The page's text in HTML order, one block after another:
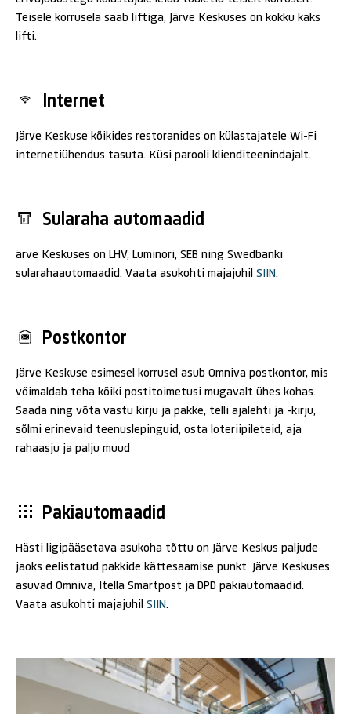
Teisele korrusela saab liftiga, Järve Keskuses on kokku kaks
lifti.
Internet
Järve Keskuse kõikides restoranides on külastajatele Wi-Fi
internetiühendus tasuta. Küsi parooli klienditeenindajalt.
Sularaha automaadid
ärve Keskuses on LHV, Luminori, SEB ning Swedbanki
sularahaautomaadid. Vaata asukohti majajuhil SIIN.
Postkontor
Järve Keskuse esimesel korrusel asub Omniva postkontor, mis
võimaldab teha kõiki postitoimetusi mugavalt ühes kohas.
Saada ning võta vastu kirju ja pakke, telli ajalehti ja -kirju,
sõlmi erinevaid teenuslepinguid, osta loteriipileteid, aja
rahaasju ja palju muud
Pakiautomaadid
Hästi ligipääsetava asukoha tõttu on Järve Keskus paljude
jaoks eelistatud pakkide kättesaamise punkt. Järve Keskuses
asuvad Omniva, Itella Smartpost ja DPD pakiautomaadid.
Vaata asukohti majajuhil SIIN.